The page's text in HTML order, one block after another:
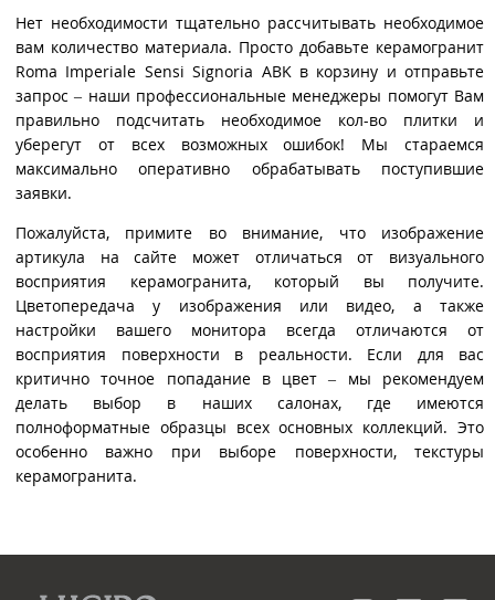
Нет необходимости тщательно рассчитывать необходимое
вам количество материала. Просто добавьте керамогранит
Roma Imperiale Sensi Signoria ABK в корзину и отправьте
запрос – наши профессиональные менеджеры помогут Вам
правильно подсчитать необходимое кол-во плитки и
уберегут от всех возможных ошибок! Мы стараемся
максимально оперативно обрабатывать поступившие
заявки.
Пожалуйста, примите во внимание, что изображение
артикула на сайте может отличаться от визуального
восприятия керамогранита, который вы получите.
Цветопередача у изображения или видео, а также
настройки вашего монитора всегда отличаются от
восприятия поверхности в реальности. Если для вас
критично точное попадание в цвет – мы рекомендуем
делать выбор в наших салонах, где имеются
полноформатные образцы всех основных коллекций. Это
особенно важно при выборе поверхности, текстуры
керамогранита.